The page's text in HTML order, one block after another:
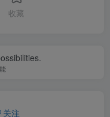
收藏
关注